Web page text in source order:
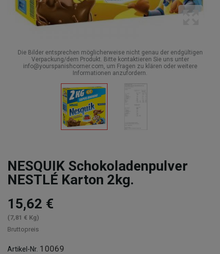
Die Bilder entsprechen möglicherweise nicht genau der endgültigen
Verpackung/dem Produkt. Bitte kontaktieren Sie uns unter
info@yourspanishcorner.com, um Fragen zu klären oder weitere
Informationen anzufordern.
NESQUIK Schokoladenpulver
NESTLÉ Karton 2kg.
15,62 €
(7,81 € Kg)
Bruttopreis
Artikel-Nr. 10069